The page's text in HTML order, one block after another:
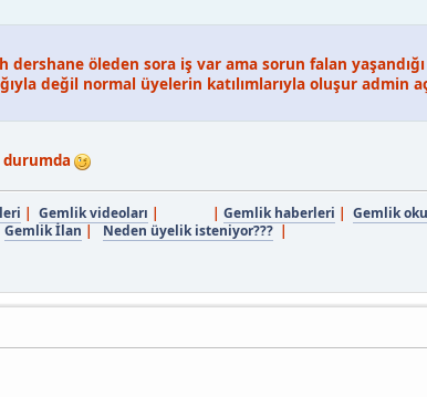
öleden sora iş var ama sorun falan
değil normal üyelerin katılımlarıyla oluşur admin
durumda
Gemlik videoları Gemlik haberleri Gemlik
Gemlik İlan Neden üyelik isteniyor???